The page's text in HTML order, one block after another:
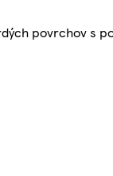
povrchov s